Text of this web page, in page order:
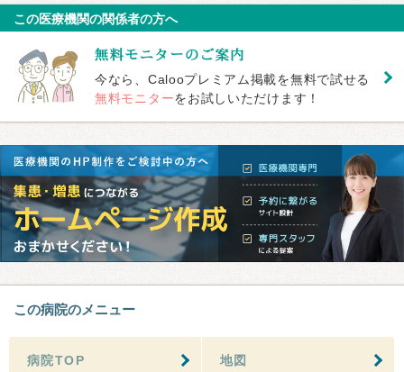
この医療機関の関係者の方へ
今なら、Calooプレミアム掲載を無料で試せる
無料モニターをお試しいただけます！
この病院のメニュー
病院TOP 地図